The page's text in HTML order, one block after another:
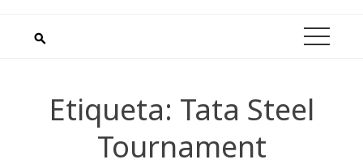
Etiqueta: Tata Steel
Tournament